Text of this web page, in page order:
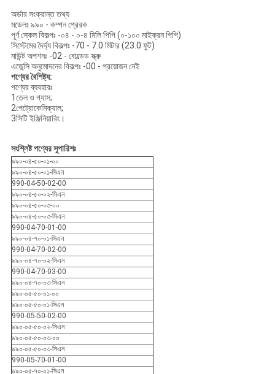
অর্ডার সংক্রান্ত তথ্য
মডেলঃ ৯৯০ - কম্পন প্রেরক
পূর্ণ স্কেল বিকল্পঃ -০৪ - ০-৪ মিলি পিপি (০-১০০ মাইক্রন পিপি)
সিস্টেমের দৈর্ঘ্য বিকল্পঃ -70 - 7.0 মিটার (23.0 ফুট)
মাউন্ট অপশনঃ -02 - বোল্ডেড স্ক্রু
এজেন্সি অনুমোদনের বিকল্পঃ -00 - প্রয়োজন নেই
পণ্যের বৈশিষ্ট্য:
পণ্যের ব্যবহারঃ
1তেল ও গ্যাস;
2পেট্রোকেমিক্যাল;
3সিটি ইঞ্জিনিয়ারিং।
সংশ্লিষ্ট পণ্যের সুপারিশঃ
৯৯০-০৪-৫০-০১-০০
৯৯০-০৪-৫০-০১-সিএন
990-04-50-02-00
৯৯০-০৪-৫০-০২-সিএন
৯৯০-০৪-৫০-০৩-০০
৯৯০-০৪-৫০-০৩-সিএন
990-04-70-01-00
৯৯০-০৪-৭০-০১-সিএন
990-04-70-02-00
৯৯০-০৪-৭০-০২-সিএন
990-04-70-03-00
৯৯০-০৪-৭০-০৩-সিএন
৯৯০-০৫-৫০-০১-০০
৯৯০-০৫-৫০-০১-সিএন
990-05-50-02-00
৯৯০-০৫-৫০-০২-সিএন
৯৯০-০৫-৫০-০৩-০০
৯৯০-০৫-৫০-০৩-সিএন
990-05-70-01-00
৯৯০-০৫-৭০-০১-সিএন